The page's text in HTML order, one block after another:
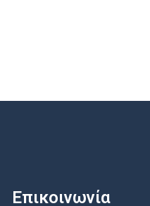
Επικοινωνία